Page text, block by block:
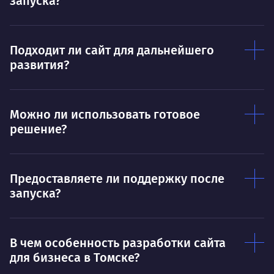
Ты — это то, что ты делаешь. Этим всё
сказано.
О
Подходит ли сайт для дальнейшего
развития?
Можно ли использовать готовое
решение?
Предоставляете ли поддержку после
запуска?
В чем особенность разработки сайта
для бизнеса в Томске?